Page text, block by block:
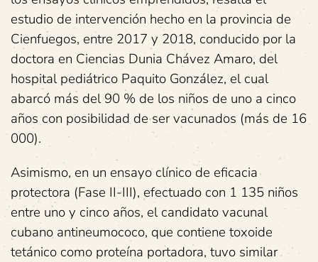
estudio de intervención hecho en la provincia de
Cienfuegos, entre 2017 y 2018, conducido por la
doctora en Ciencias Dunia Chávez Amaro, del
hospital pediátrico Paquito González, el cual
abarcó más del 90 % de los niños de uno a cinco
años con posibilidad de ser vacunados (más de 16
000).
Asimismo, en un ensayo clínico de eficacia
protectora (Fase II-III), efectuado con 1 135 niños
entre uno y cinco años, el candidato vacunal
cubano antineumococo, que contiene toxoide
tetánico como proteína portadora, tuvo similar